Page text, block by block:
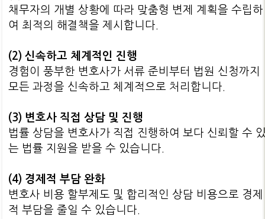
채무자의 개별 상황에 따라 맞춤형 변제 계획을 수립하
여 최적의 해결책을 제시합니다.
(2) 신속하고 체계적인 진행
경험이 풍부한 변호사가 서류 준비부터 법원 신청까지
모든 과정을 신속하고 체계적으로 처리합니다.
(3) 변호사 직접 상담 및 진행
법률 상담을 변호사가 직접 진행하여 보다 신뢰할 수
는 법률 지원을 받을 수 있습니다.
(4) 경제적 부담 완화
변호사 비용 할부제도 및 합리적인 상담 비용으로 경제
적 부담을 줄일 수 있습니다.